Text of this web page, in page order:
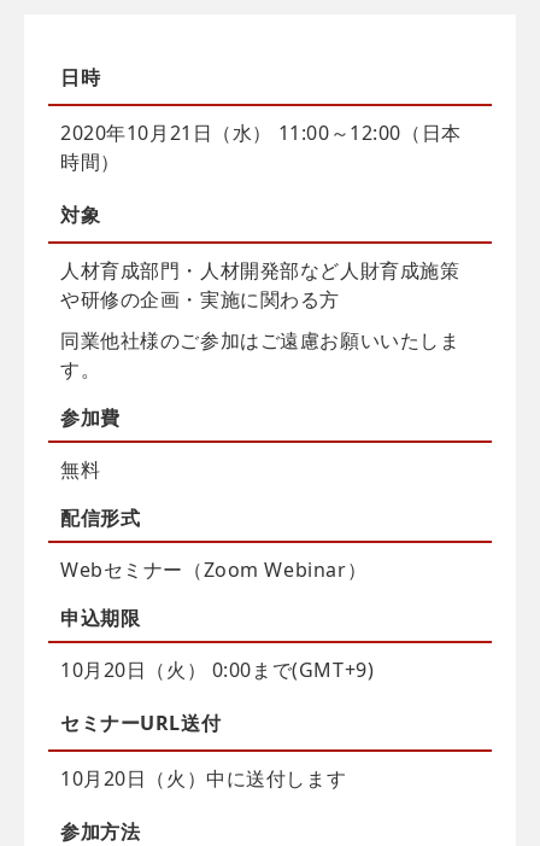
日時
2020年10月21日（水） 11:00～12:00（日本
時間）
対象
人材育成部門・人材開発部など人財育成施策
や研修の企画・実施に関わる方
同業他社様のご参加はご遠慮お願いいたしま
す。
参加費
無料
配信形式
Webセミナー（Zoom Webinar）
申込期限
10月20日（火） 0:00まで(GMT+9)
セミナーURL送付
10月20日（火）中に送付します
参加方法